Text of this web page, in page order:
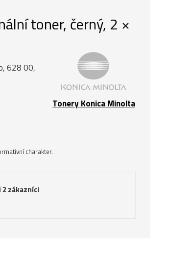
toner, černý, 2 ×
Tonery Konica Minolta
628 00,
charakter.
2 zákazníci